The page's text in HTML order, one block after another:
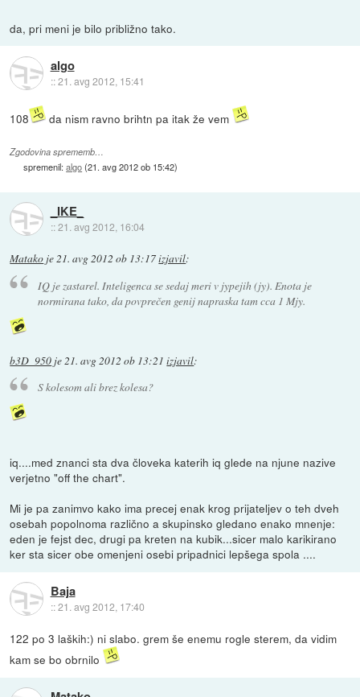
da, pri meni je bilo približno tako.
algo
::21. avg 2012, 15:41
108 da nism ravno brihtn pa itak že vem
Zgodovina sprememb…
spremenil:algo(21. avg 2012 ob 15:42)
_IKE_
::21. avg 2012, 16:04
Matako je21. avg 2012 ob 13:17izjavil:
IQ je zastarel. Inteligenca se sedaj meri v jypejih (jy). Enota je
normirana tako, da povprečen genij napraska tam cca 1 Mjy.
b3D_950 je21. avg 2012 ob 13:21 izjavil:
S kolesom ali brez kolesa?
iq....med znanci sta dva človeka katerih iq glede na njune nazive
verjetno "off the chart".
Mi je pa zanimvo kako ima precej enak krog prijateljev o teh dveh
osebah popolnoma različno a skupinsko gledano enako mnenje:
eden je fejst dec, drugi pa kreten na kubik...sicer malo karikirano
ker sta sicer obe omenjeni osebi pripadnici lepšega spola ....
Baja
::21. avg 2012, 17:40
122 po 3 laških:) ni slabo. grem še enemu rogle sterem, da vidim
kam se bo obrnilo